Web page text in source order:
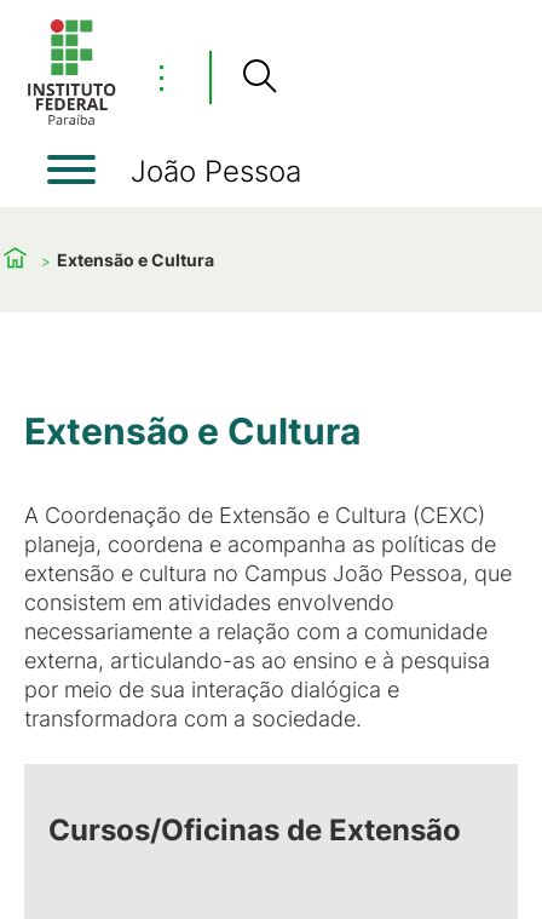
⋮
João Pessoa
Extensão e Cultura
Extensão e Cultura
A Coordenação de Extensão e Cultura (CEXC)
planeja, coordena e acompanha as políticas de
extensão e cultura no Campus João Pessoa, que
consistem em atividades envolvendo
necessariamente a relação com a comunidade
externa, articulando-as ao ensino e à pesquisa
por meio de sua interação dialógica e
transformadora com a sociedade.
Cursos/Oficinas de Extensão